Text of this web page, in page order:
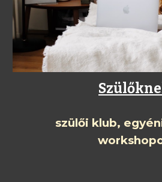
szülői klub,